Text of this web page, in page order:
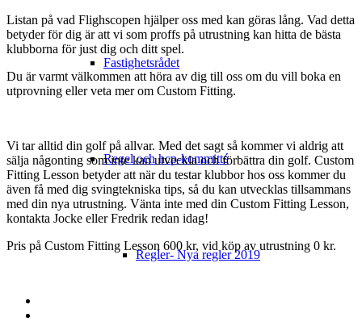
Fastighetsrådet
Regel och hcp-kommitté
Regler- Nya regler 2019
Listan på vad Flighscopen hjälper oss med kan göras lång. Vad detta
betyder för dig är att vi som proffs på utrustning kan hitta de bästa
klubborna för just dig och ditt spel.
Du är varmt välkommen att höra av dig till oss om du vill boka en
utprovning eller veta mer om Custom Fitting.
Vi tar alltid din golf på allvar. Med det sagt så kommer vi aldrig att
sälja någonting som inte kan utveckla och förbättra din golf. Custom
Fitting Lesson betyder att när du testar klubbor hos oss kommer du
även få med dig svingtekniska tips, så du kan utvecklas tillsammans
med din nya utrustning. Vänta inte med din Custom Fitting Lesson,
kontakta Jocke eller Fredrik redan idag!
Pris på Custom Fitting Lesson 600 kr, vid köp av utrustning 0 kr.